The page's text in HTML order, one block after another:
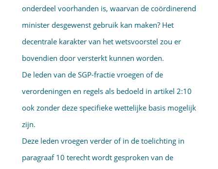
onderdeel voorhanden is, waarvan de coördinerend
minister desgewenst gebruik kan maken? Het
decentrale karakter van het wetsvoorstel zou er
bovendien door versterkt kunnen worden.
De leden van de SGP-fractie vroegen of de
verordeningen en regels als bedoeld in artikel 2:10
ook zonder deze specifieke wettelijke basis mogelijk
zijn.
Deze leden vroegen verder of in de toelichting in
paragraaf 10 terecht wordt gesproken van de